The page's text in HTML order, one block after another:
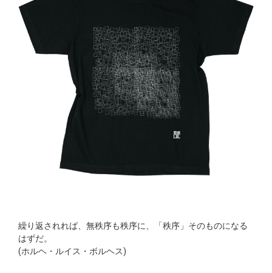
繰り返されれば、無秩序も秩序に、「秩序」そのものになる
はずだ。
(ホルヘ・ルイス・ボルヘス)